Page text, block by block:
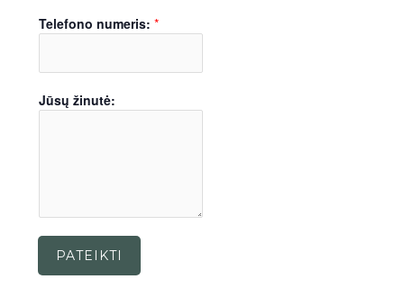
Telefono numeris: *
Jūsų žinutė:
PATEIKTI